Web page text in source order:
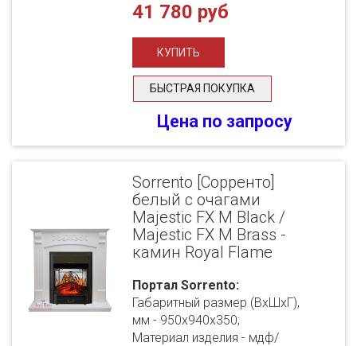
41 780 руб
БЫСТРАЯ ПОКУПКА
Цена по запросу
Sorrento [Сорренто]
белый с очагами
Majestic FX M Black /
Majestic FX M Brass -
камин Royal Flame
Портал Sorrento:
Габаритный размер (ВхШхГ),
мм - 950х940х350;
Материал изделия - мдф/